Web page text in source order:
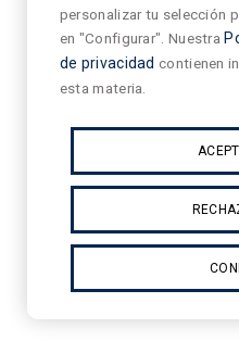
personalizar tu selección
en "Configurar". Nuestra
de privacidad contienen
esta materia.